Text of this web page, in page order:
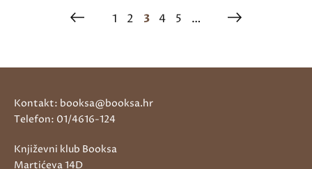
1 2 3 4 5 …
Kontakt: booksa@booksa.hr
Telefon: 01/4616-124
Književni klub Booksa
Martićeva 14D